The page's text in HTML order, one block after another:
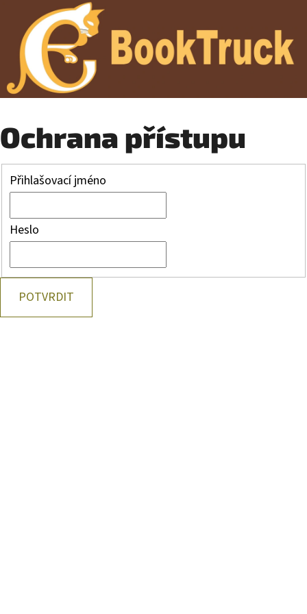
Ochrana přístupu
Přihlašovací jméno
Heslo
POTVRDIT